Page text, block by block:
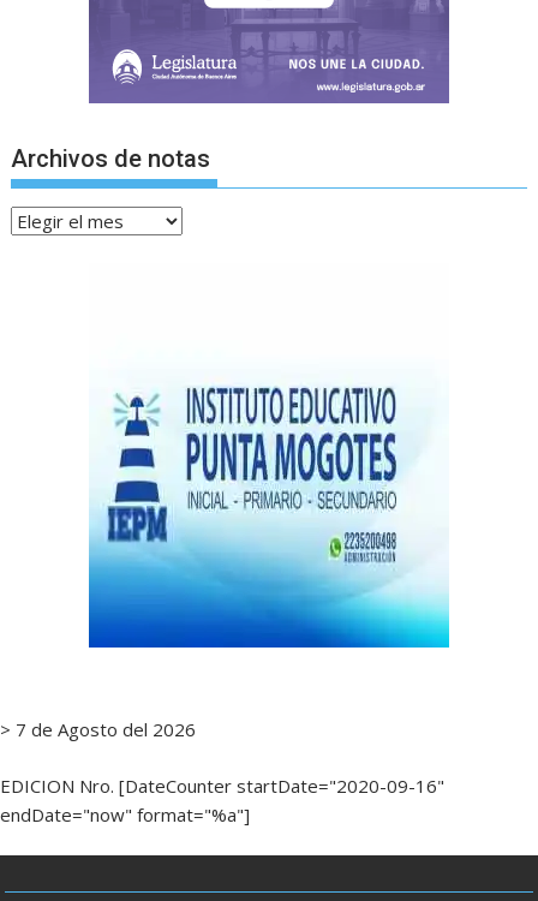
Archivos de notas
Archivos
> 7 de Agosto del 2026
EDICION Nro. [DateCounter startDate="2020-09-16"
endDate="now" format="%a"]